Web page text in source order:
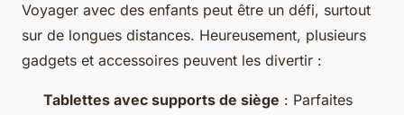
Voyager avec des enfants peut être un défi, surtout
sur de longues distances. Heureusement, plusieurs
gadgets et accessoires peuvent les divertir :
Tablettes avec supports de siège : Parfaites